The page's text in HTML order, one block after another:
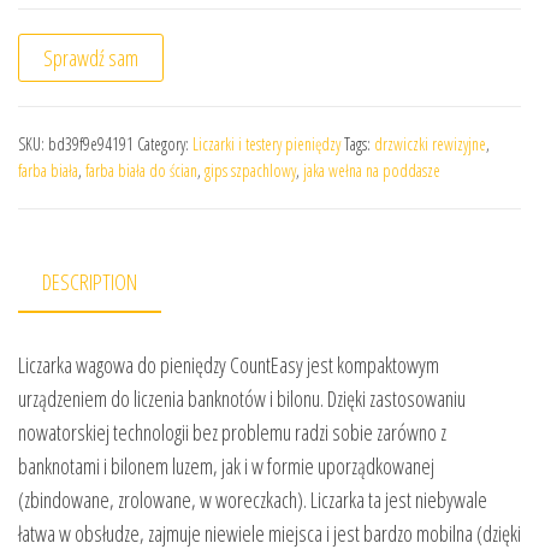
Sprawdź sam
SKU: bd39f9e94191 Category: Liczarki i testery pieniędzyTags: drzwiczki rewizyjne,
farba biała, farba biała do ścian, gips szpachlowy, jaka wełna na poddasze
DESCRIPTION
Liczarka wagowa do pieniędzy CountEasy jest kompaktowym
urządzeniem do liczenia banknotów i bilonu. Dzięki zastosowaniu
nowatorskiej technologii bez problemu radzi sobie zarówno z
banknotami i bilonem luzem, jak i w formie uporządkowanej
(zbindowane, zrolowane, w woreczkach). Liczarka ta jest niebywale
łatwa w obsłudze, zajmuje niewiele miejsca i jest bardzo mobilna (dzięki